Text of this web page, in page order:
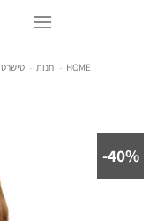
HOME
- חנות - טישרט
40%-